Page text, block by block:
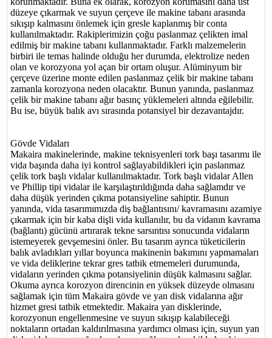
düzeye çıkarmak ve suyun çerçeve ile makine tabanı arasında
sıkışıp kalmasını önlemek için gresle kaplanmış bir conta
kullanılmaktadır. Rakiplerimizin çoğu paslanmaz çelikten imal
edilmiş bir makine tabanı kullanmaktadır. Farklı malzemelerin
birbiri ile temas halinde olduğu her durumda, elektrolize neden
olan ve korozyona yol açan bir ortam oluşur. Alüminyum bir
çerçeve üzerine monte edilen paslanmaz çelik bir makine tabanı
zamanla korozyona neden olacaktır. Bunun yanında, paslanmaz
çelik bir makine tabanı ağır basınç yüklemeleri altında eğilebilir.
Bu ise, büyük balık avı sırasında potansiyel bir dezavantajdır.
Gövde Vidaları
Makaira makinelerinde, makine teknisyenleri tork başı tasarımı ile
vida başında daha iyi kontrol sağlayabildikleri için paslanmaz
çelik tork başlı vidalar kullanılmaktadır. Tork başlı vidalar Allen
ve Phillip tipi vidalar ile karşılaştırıldığında daha sağlamdır ve
daha düşük yerinden çıkma potansiyeline sahiptir. Bunun
yanında, vida tasarımımızda diş bağlantısını/ kavramasını azamiye
çıkarmak için bir kaba dişli vida kullanılır, bu da vidanın kavrama
(bağlantı) gücünü artırarak tekne sarsıntısı sonucunda vidaların
istemeyerek gevşemesini önler. Bu tasarım ayrıca tüketicilerin
balık avladıkları yıllar boyunca makinenin bakımını yapmamaları
ve vida deliklerine tekrar gres tatbik etmemeleri durumunda,
vidaların yerinden çıkma potansiyelinin düşük kalmasını sağlar.
Okuma ayrıca korozyon direncinin en yüksek düzeyde olmasını
sağlamak için tüm Makaira gövde ve yan disk vidalarına ağır
hizmet gresi tatbik etmektedir. Makaira yan disklerinde,
korozyonun engellenmesine ve suyun sıkışıp kalabileceği
noktaların ortadan kaldırılmasına yardımcı olması için, suyun yan